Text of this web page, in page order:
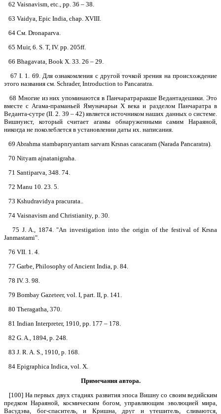
62 Vaisnavism, etc., pp. 36 – 38.
63 Vaidуa, Epic India, chap. XVIII.
64 См. Dronaparva.
65 Muir, 6. S. Т, IV. pp. 205ff.
66 Bhagavata, Book X. 33. 26 – 29.
67 I. 1. 69. Для ознакомления с другой точкой зрения на происхождение
этого названия см. Sсhrader, Introduction to Pancaratra.
68 Многие из них упоминаются в Панчаратраракше Ведантадешики. Это
вместе с Агама-праманьей Ямуначарьи Х века и разделом Панчаратра в
Веданта-сутре (II. 2. 39 – 42) является источником наших данных о системе.
Вишнуист, который считает агамы обнаруженными самим Нараяной,
никогда не поколеблется в установлении даты их. написания.
69 Abrahma stambapnryantam sarvam Krsnas caracaram (Narada Pancaratra).
70 Nityam ajnatanigraha.
71 Santiparva, 348. 74.
72 Manu 10. 23. 5.
73 Kshudravidya pracurata..
74 Vaisnavism and Christianity, p. 30.
75 J. A., 1874. "An investigation into the origin of the festival of Krsna
Janmastami".
76 VII. 1. 4.
77 Garbe, Philosophy of Ancient India, p. 84.
78 IV. 3. 98.
79 Bombay Gazeteer, vol. I, part. II, p. 141.
80 Theragatha, 370.
81 Indian Interpreter, 1910, pp. 177 – 178.
82 G. A., 1894, р. 248.
83 J. R. A. S., 1910, р. 168.
84 Epigraphica Indica, vol. X.
Примечания автора.
[100] На первых двух стадиях развития эпоса Вишну со своим ведийским
предком Нараяной, космическим богом, управляющим эволюцией мира,
Васудэва, бог-спаситель, и Кришна, друг и утешитель, сливаются,